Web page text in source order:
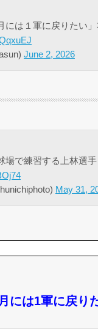
には１軍に戻りたい
June 2, 2026
場で練習する上林選手
May 31,
には1軍に戻